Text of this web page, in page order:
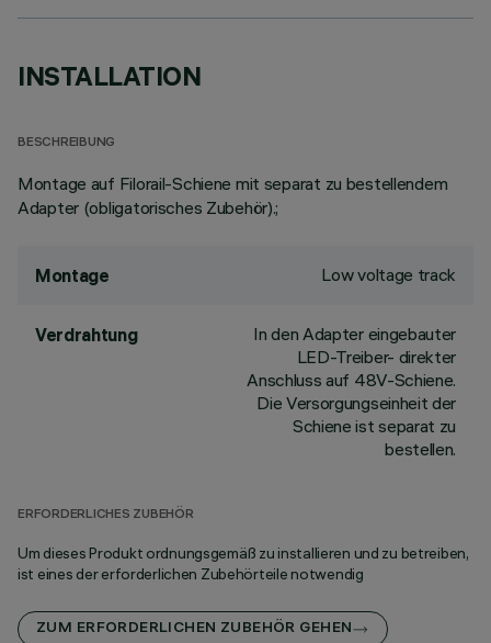
INSTALLATION
BESCHREIBUNG
Montage auf Filorail-Schiene mit separat zu bestellendem
Adapter (obligatorisches Zubehör).;
Montage Low voltage track
Verdrahtung
In den Adapter eingebauter
LED-Treiber- direkter
Anschluss auf 48V-Schiene.
Die Versorgungseinheit der
Schiene ist separat zu
bestellen.
ERFORDERLICHES ZUBEHÖR
Um dieses Produkt ordnungsgemäß zu installieren und zu betreiben,
ist eines der erforderlichen Zubehörteile notwendig
ZUM ERFORDERLICHEN ZUBEHÖR GEHEN